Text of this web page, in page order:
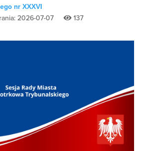
nr XXXVI
2026-07-07
137